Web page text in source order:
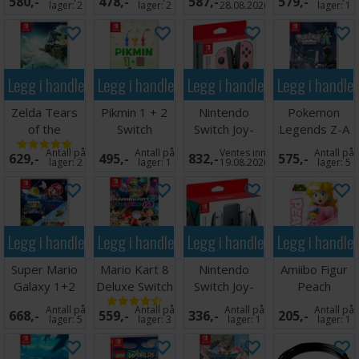
lager:2
Venstre
lager:2 28.08.2026 lager:1
Legg i handlekurven
Zelda Tears
of the
Kingdom
Switch
629,- Antall på
lager:2
Legg i handlekurven
Pikmin 1 + 2
Switch
495,- Antall på
lager:1
Legg i handlekurven
Nintendo
Switch Joy-
Con Pastel
Pink
832,-Ventes inn
19.08.2026
Legg i
Pokemon
Legends Z-A
Switch
575,- Antall på
lager:5
Legg i handlekurven
Super Mario
Galaxy 1+2
Switch
668,- Antall på
lager:5
Legg i handlekurven
Mario Kart 8
Deluxe Switch
559,- Antall på
lager:3
Legg i handlekurven
Nintendo
Switch Joy-
Con Charging
Grip
336,- Antall på
lager:1
Legg i
Amiibo Figur
Peach
205,- Antall på
lager:1